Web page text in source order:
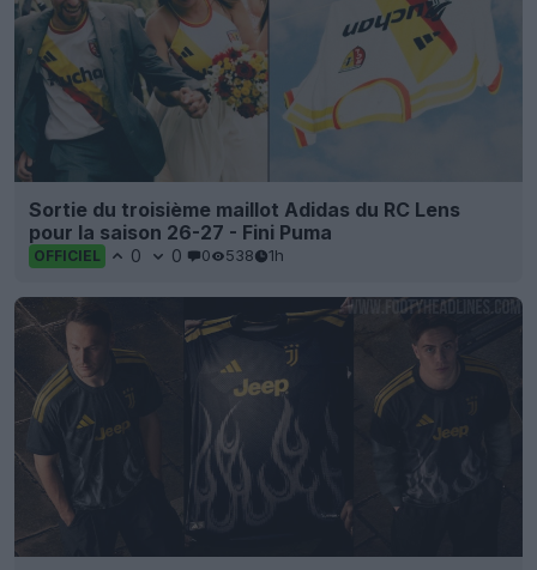
Sortie du troisième maillot Adidas du RC Lens
pour la saison 26-27 - Fini Puma
OFFICIEL 0 0 0 538 1h